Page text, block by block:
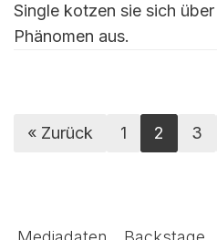
Single kotzen sie sich
Phänomen aus.
« Zurück 1 2 3